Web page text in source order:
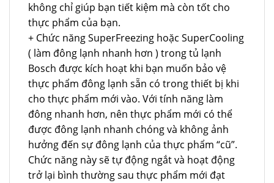
không chỉ giúp bạn tiết kiệm mà còn tốt cho
thực phẩm của bạn.
+ Chức năng SuperFreezing hoặc SuperCooling
( làm đông lạnh nhanh hơn ) trong tủ lạnh
Bosch được kích hoạt khi bạn muốn bảo vệ
thực phẩm đông lạnh sẵn có trong thiết bị khi
cho thực phẩm mới vào. Với tính năng làm
đông nhanh hơn, nên thực phẩm mới có thể
được đông lạnh nhanh chóng và không ảnh
hưởng đến sự đông lạnh của thực phẩm “cũ”.
Chức năng này sẽ tự động ngắt và hoạt động
trở lại bình thường sau thực phẩm mới đạt